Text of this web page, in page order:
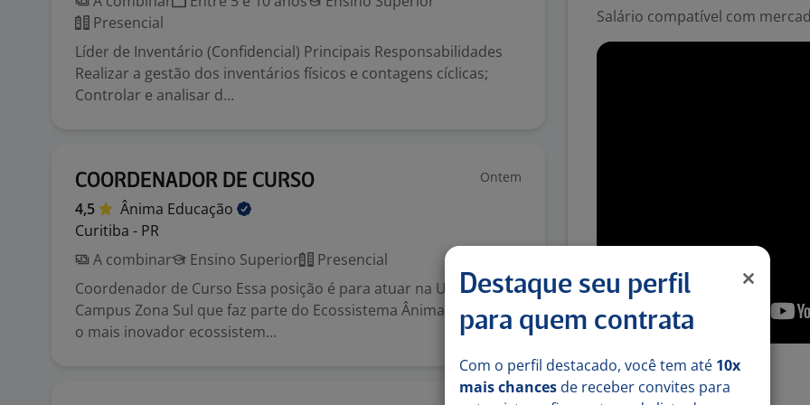
Presencial
Líder de Inventário (Confidencial) Principais Responsabilidades
Realizar a gestão dos inventários físicos e contagens cíclicas;
Controlar e analisar d...
COORDENADOR DE CURSO Ontem
4,5 Ânima Educação
Curitiba - PR
A combinar
Ensino Superior
Presencial
Coordenador de Curso Essa posição é para atuar na UNIRITTER -
Campus Zona Sul que faz parte do Ecossistema Ânima, o maior e
o mais inovador ecossistem...
Salário compatível com
Número de vagas:1
Destaque seu perfil
para quem contrata
Com o perfil destacado, você tem até 10x
mais chances de receber convites para